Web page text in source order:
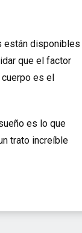
están disponibles
que el factor
cuerpo es el
es lo que
trato increíble